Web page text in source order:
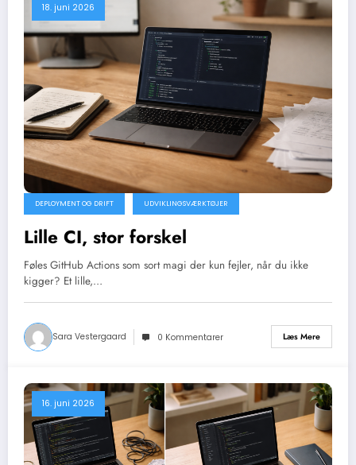
18. juni 2026
DEPLOYMENT OG DRIFT UDVIKLINGSVÆRKTØJER
Lille CI, stor forskel
Føles GitHub Actions som sort magi der kun fejler, når du ikke
kigger? Et lille,…
Sara Vestergaard 0 Kommentarer Læs Mere
16. juni 2026